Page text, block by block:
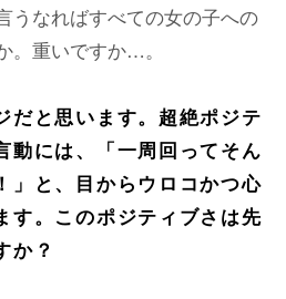
うなればすべての女の子への
。重いですか…。
と思います。超絶ポジテ
動には、「一周回ってそん
」と、目からウロコかつ心
す。このポジティブさは先
か？